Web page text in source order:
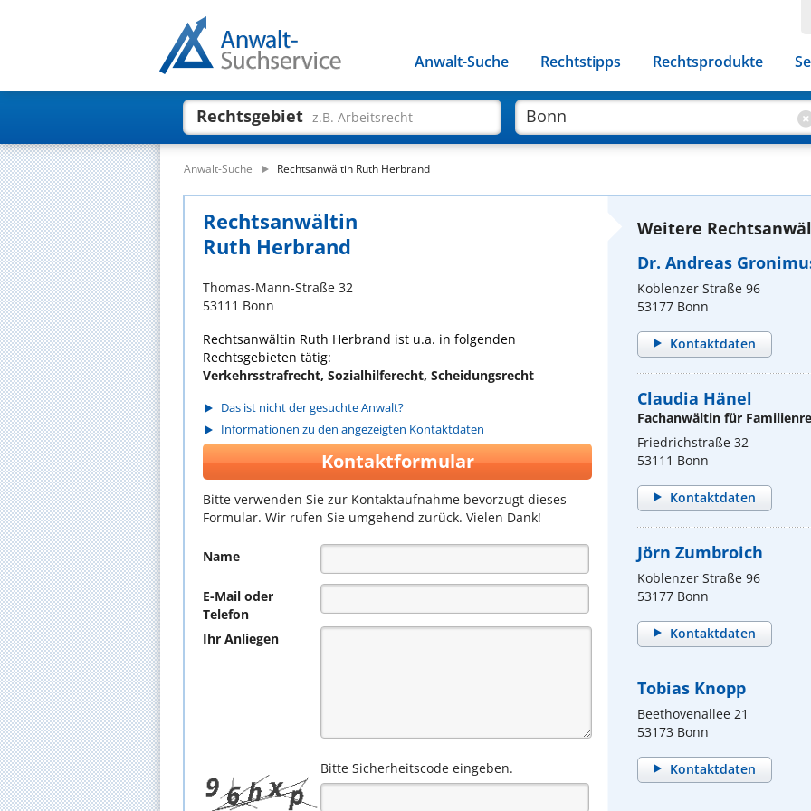
Anwalt-Suche Rechtstipps Rechtsprodukte
Rechtsgebiet z.B. Arbeitsrecht
Anwalt-Suche Rechtsanwältin Ruth Herbrand
Rechtsanwältin
Ruth Herbrand
Thomas-Mann-Straße 32
53111 Bonn
Rechtsanwältin Ruth Herbrand ist u.a. in folgenden
Rechtsgebieten tätig:
Verkehrsstrafrecht, Sozialhilferecht, Scheidungsrecht
Das ist nicht der gesuchte Anwalt?
Informationen zu den angezeigten Kontaktdaten
Kontaktformular
Bitte verwenden Sie zur Kontaktaufnahme bevorzugt dieses
Formular. Wir rufen Sie umgehend zurück. Vielen Dank!
Name
E-Mail oder
Telefon
Ihr Anliegen
Bitte Sicherheitscode eingeben.
Weitere
Dr. Andreas
Koblenzer Straße 96
53177 Bonn
Kontaktdaten
Claudia Hänel
Fachanwältin für
Friedrichstraße 32
53111 Bonn
Kontaktdaten
Jörn Zumbroich
Koblenzer Straße 96
53177 Bonn
Kontaktdaten
Tobias Knopp
Beethovenallee 21
53173 Bonn
Kontaktdaten